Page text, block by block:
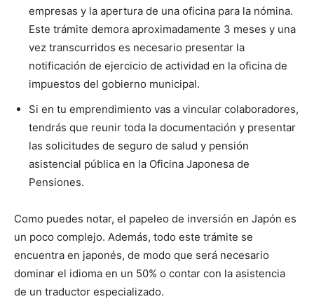
empresas y la apertura de una oficina para la nómina.
Este trámite demora aproximadamente 3 meses y una
vez transcurridos es necesario presentar la
notificación de ejercicio de actividad en la oficina de
impuestos del gobierno municipal.
Si en tu emprendimiento vas a vincular colaboradores,
tendrás que reunir toda la documentación y presentar
las solicitudes de seguro de salud y pensión
asistencial pública en la Oficina Japonesa de
Pensiones.
Como puedes notar, el papeleo de inversión en Japón es
un poco complejo. Además, todo este trámite se
encuentra en japonés, de modo que será necesario
dominar el idioma en un 50% o contar con la asistencia
de un traductor especializado.